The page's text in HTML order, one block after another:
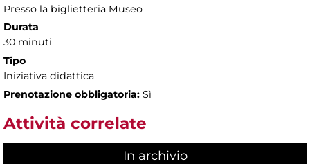
Presso la biglietteria Museo
Durata
30 minuti
Tipo
Iniziativa didattica
Prenotazione obbligatoria: Sì
Attività correlate
In archivio